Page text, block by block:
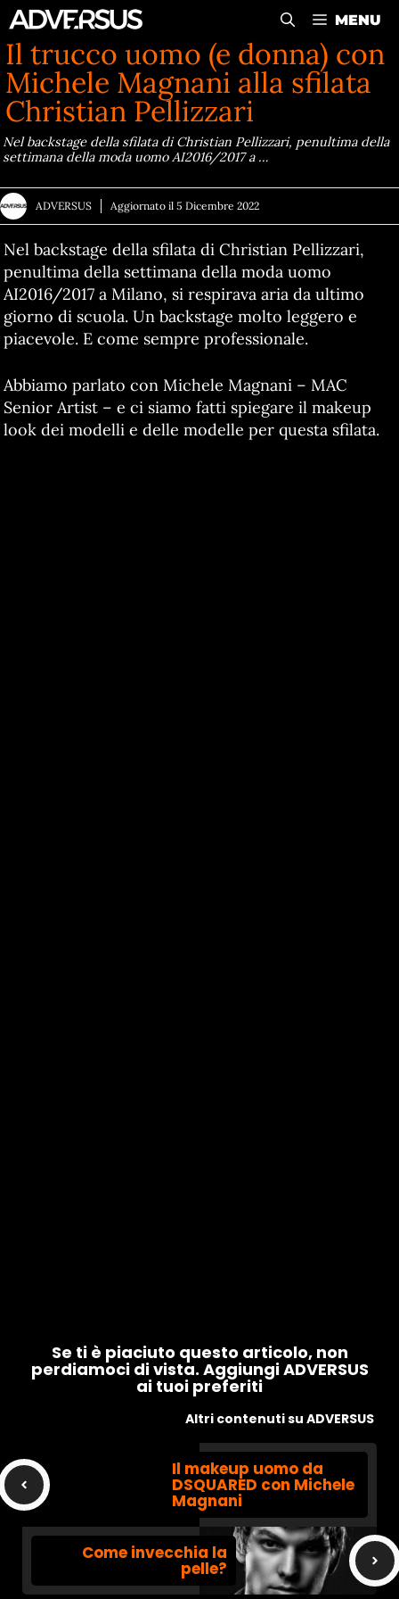
Vai
al
contenuto
MENU
Il trucco uomo (e donna) con
Michele Magnani alla sfilata
Christian Pellizzari
Nel backstage della sfilata di Christian Pellizzari, penultima della
settimana della moda uomo AI2016/2017 a …
ADVERSUS Aggiornato il 5 Dicembre 2022
Nel backstage della sfilata di Christian Pellizzari,
penultima della settimana della moda uomo
AI2016/2017 a Milano, si respirava aria da ultimo
giorno di scuola. Un backstage molto leggero e
piacevole. E come sempre professionale.
Abbiamo parlato con Michele Magnani – MAC
Senior Artist – e ci siamo fatti spiegare il makeup
look dei modelli e delle modelle per questa sfilata.
Se ti è piaciuto questo articolo, non
perdiamoci di vista. Aggiungi ADVERSUS
ai tuoi preferiti
Altri contenuti su ADVERSUS
Il makeup uomo da
DSQUARED con Michele
Magnani
Come invecchia la
pelle?